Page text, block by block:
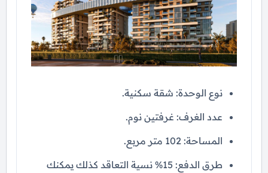
نوع الوحدة: شقة سكنية.
عدد الغرف: غرفتين نوم.
المساحة: 102 متر مربع.
طرق الدفع: 15% نسية التعاقد كذلك يمكنك